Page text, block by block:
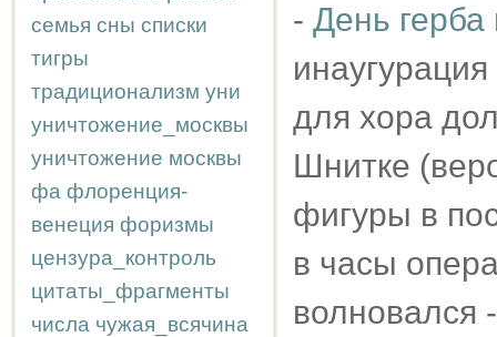
семья сны списки
тигры
традиционализм уни
уничтожение_москвы
уничтожение москвы
фа флоренция-
венеция форизмы
цензура_контроль
цитаты_фрагменты
числа чужая_всячина
- День
для хора
Шнитке
фигуры в
в часы
волновался